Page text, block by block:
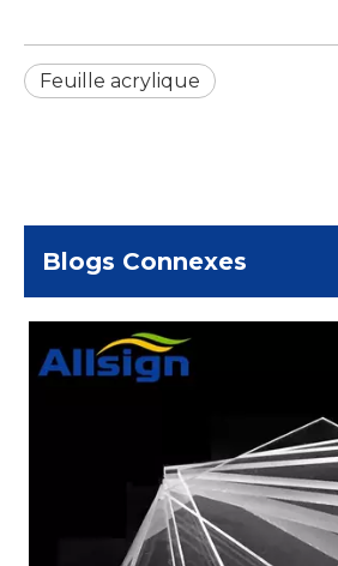
Feuille acrylique
Blogs Connexes